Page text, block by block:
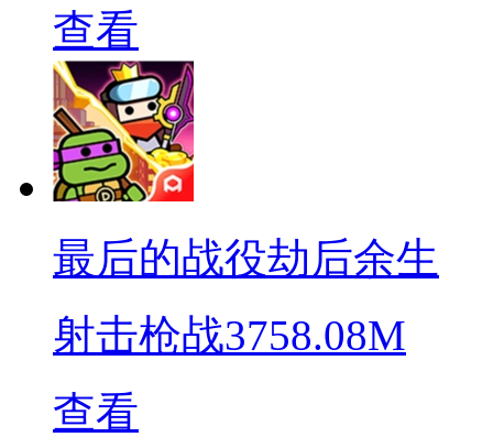
查看
最后的战役劫后余生
射击枪战3758.08M
查看